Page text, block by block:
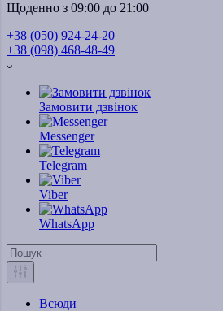
Щоденно з 09:00 до 21:00
+38 (050) 924-24-20
+38 (098) 468-48-49
Замовити дзвінок
Messenger
Telegram
Viber
WhatsApp
Всюди